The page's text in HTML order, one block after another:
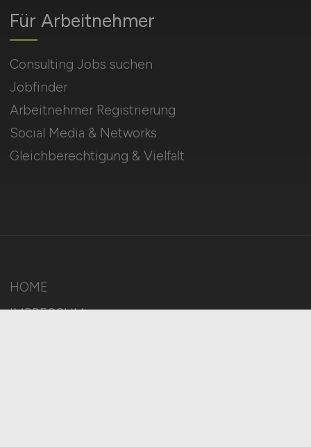
Für Arbeitnehmer
Consulting Jobs suchen
Jobfinder
Arbeitnehmer Registrierung
Social Media & Networks
Gleichberechtigung & Vielfalt
HOME
IMPRESSUM